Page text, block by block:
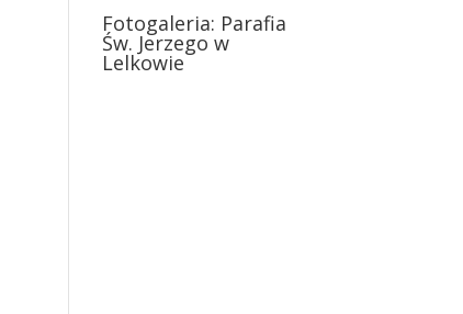
Fotogaleria: Parafia
Św. Jerzego w
Lelkowie